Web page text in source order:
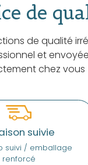
de
de qualité
et
chez vous
suivie
suivi / emballage
renforcé